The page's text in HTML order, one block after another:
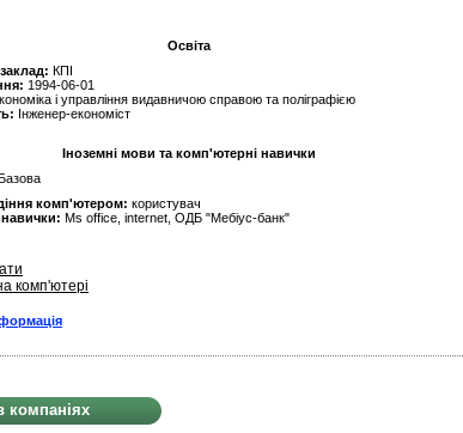
Освіта
КПІ
1994-06-01
і управління видавничою справою та поліграфією
Інженер-економіст
Іноземні мови та комп'ютерні навички
комп'ютером: користувач
Ms office, internet, ОДБ "Мебіус-банк"
комп'ютері
компаніях